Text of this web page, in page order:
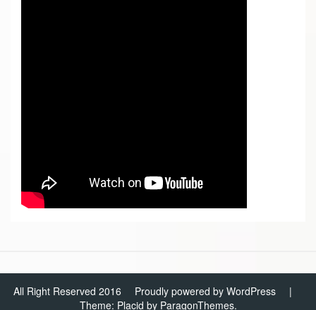
All Right Reserved 2016 Proudly powered by WordPress
|
Theme: Placid by ParagonThemes.